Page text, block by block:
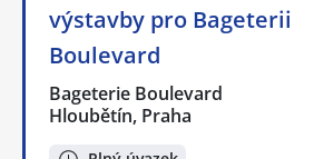
výstavby pro Bageterii
Boulevard
Bageterie Boulevard
Hloubětín, Praha